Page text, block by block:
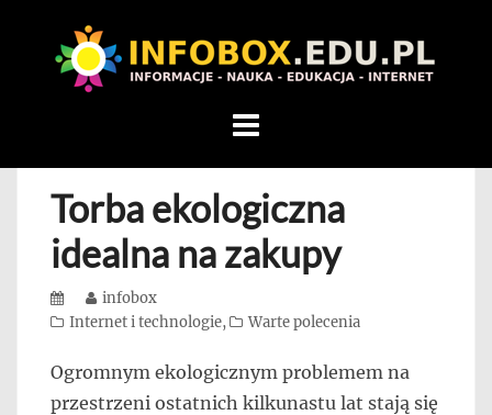
WITAMY
INFOBOX
INFORMACYJNY
STRON
blogu
przedstawiamy
przedsiębiorców,
rozwijając
Torba ekologiczna
idealna na zakupy
Posted
on
Author
infobox
Categories
Internet i technologie, Warte polecenia
Ogromnym ekologicznym problemem na
przestrzeni ostatnich kilkunastu lat stają się